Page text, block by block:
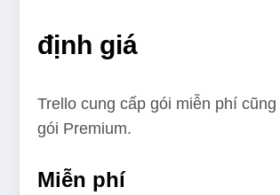
định giá
Trello cung cấp gói miễn phí
gói Premium.
Miễn phí